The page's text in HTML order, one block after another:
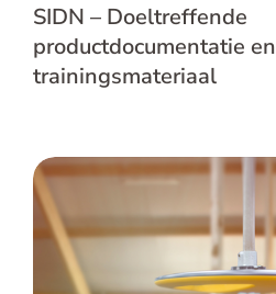
SIDN – Doeltreffende
productdocumentatie en
trainingsmateriaal